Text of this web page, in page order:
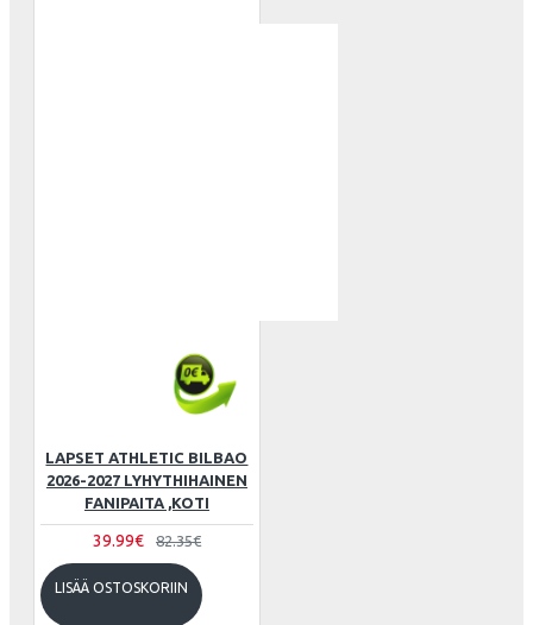
LAPSET ATHLETIC BILBAO
2026-2027 LYHYTHIHAINEN
FANIPAITA ,KOTI
39.99€ 82.35€
LISÄÄ OSTOSKORIIN